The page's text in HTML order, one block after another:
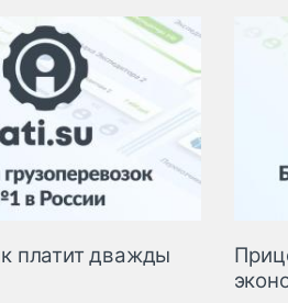
платит дважды